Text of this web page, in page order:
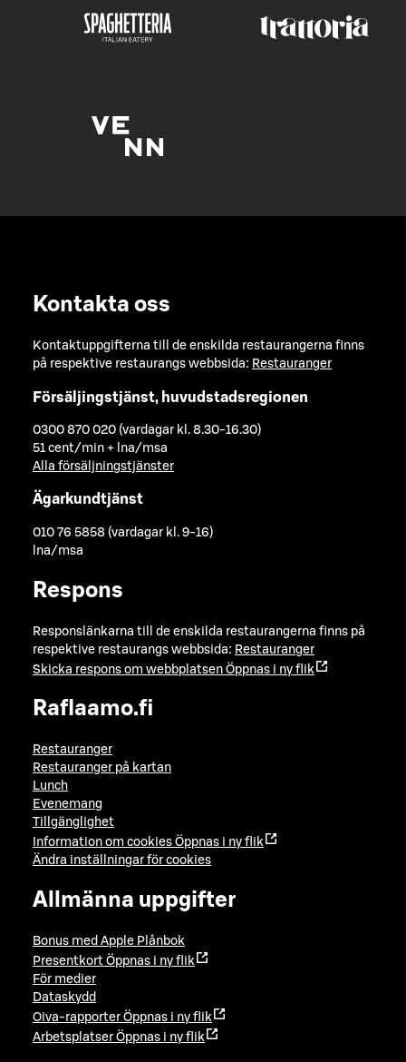
Kontakta oss
Kontaktuppgifterna till de enskilda restaurangerna finns
på respektive restaurangs webbsida: Restauranger
Försäljingstjänst, huvudstadsregionen
0300 870 020 (vardagar kl. 8.30-16.30)
51 cent/min + lna/msa
Alla försäljningstjänster
Ägarkundtjänst
010 76 5858 (vardagar kl. 9-16)
lna/msa
Respons
Responslänkarna till de enskilda restaurangerna finns på
respektive restaurangs webbsida: Restauranger
Skicka respons om webbplatsen Öppnas i ny flik
Raflaamo.fi
Restauranger
Restauranger på kartan
Lunch
Evenemang
Tillgänglighet
Information om cookies Öppnas i ny flik
Ändra inställningar för cookies
Allmänna uppgifter
Bonus med Apple Plånbok
Presentkort Öppnas i ny flik
För medier
Dataskydd
Oiva-rapporter Öppnas i ny flik
Arbetsplatser Öppnas i ny flik